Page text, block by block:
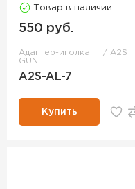
Товар в наличии
550 руб.
Адаптер-иголка
A2S
GUN
A2S-AL-7
Купить